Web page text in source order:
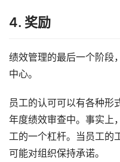
4. 奖励
绩效管理的最后一个阶段
中心。
员工的认可可以有各种形
年度绩效审查中。事实上
工的一个杠杆。当员工的
可能对组织保持承诺。